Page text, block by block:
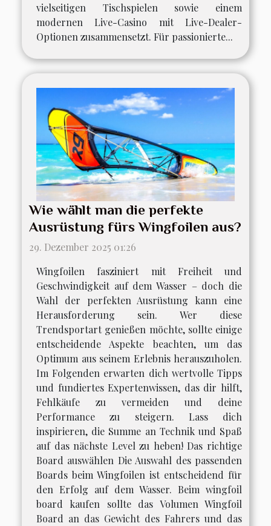
vielseitigen Tischspielen sowie einem
modernen Live-Casino mit Live-Dealer-
Optionen zusammensetzt. Für passionierte...
Wie wählt man die perfekte
Ausrüstung fürs Wingfoilen aus?
29. Dezember 2025 01:26
Wingfoilen fasziniert mit Freiheit und
Geschwindigkeit auf dem Wasser – doch die
Wahl der perfekten Ausrüstung kann eine
Herausforderung sein. Wer diese
Trendsportart genießen möchte, sollte einige
entscheidende Aspekte beachten, um das
Optimum aus seinem Erlebnis herauszuholen.
Im Folgenden erwarten dich wertvolle Tipps
und fundiertes Expertenwissen, das dir hilft,
Fehlkäufe zu vermeiden und deine
Performance zu steigern. Lass dich
inspirieren, die Summe an Technik und Spaß
auf das nächste Level zu heben! Das richtige
Board auswählen Die Auswahl des passenden
Boards beim Wingfoilen ist entscheidend für
den Erfolg auf dem Wasser. Beim wingfoil
board kaufen sollte das Volumen Wingfoil
Board an das Gewicht des Fahrers und das